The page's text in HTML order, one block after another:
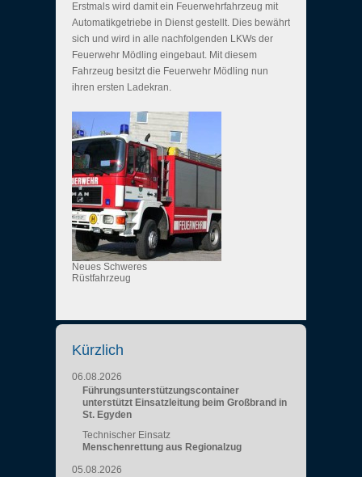
Erstmals wird damit ein Feuerwehrfahrzeug mit
Automatikgetriebe in Dienst gestellt. Dies bewährt
sich und wird in alle nachfolgenden LKWs der
Feuerwehr Mödling eingebaut. Mit diesem
Fahrzeug besitzt die Feuerwehr Mödling nun
ihren ersten Ladekran.
Neues Schweres
Rüstfahrzeug
Kürzlich
06.08.2026
Führungsunterstützungscontainer
unterstützt Einsatzleitung beim Großbrand in
St. Egyden
Technischer Einsatz
Menschenrettung aus Regionalzug
05.08.2026